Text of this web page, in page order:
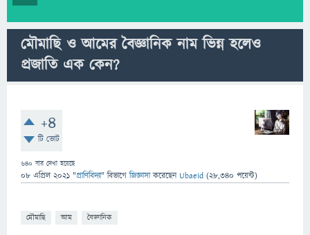
মৌমাছি ও আমের বৈজ্ঞানিক নাম ভিন্ন হলেও
প্রজাতি এক কেন?
+4
টি ভোট
640 বার দেখা হয়েছে
08 এপ্রিল 2021 "প্রাণিবিদ্যা" বিভাগে জিজ্ঞাসাকরেছেনUbaeid (28,340 পয়েন্ট)
মৌমাছি আম বৈজ্ঞানিক